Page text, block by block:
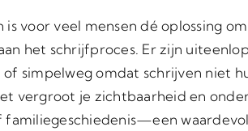
is voor veel mensen dé oplossing
het schrijfproces. Er zijn
simpelweg omdat schrijven niet
vergroot je zichtbaarheid en